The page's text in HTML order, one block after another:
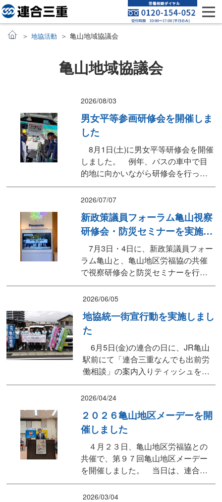
地協活動 亀山地域協議会
亀山地域協議会
2026/08/03
男女平等参画研修会を開催しま
した
8月1日(土)に男女平等研修会を開催
しました。 例年、バスの車中で目
的地に向かいながら研修会を行って
います。今年は「ひな祭りとジェン
ダー平等」をテーマに、幅広い年代
てクイズを交えながら学習しまし
た。 また今回は、おたべの手作り
体験、鉄道博物館での乗車体験など
もあり、猛暑の中でしたが学び...
2026/07/07
新政策議員フォーラム亀山視察
研修会・防災セミナーを実施し
ました
7月3日・4日に、新政策議員フォー
ラム亀山と、亀山地区労福協の共催
で視察研修会と防災セミナーを行い
ました。 1日目は兵庫県三田市の
「パナソニックリサイクル工場」と
場」を視察見学し、2日目は神戸市の
「人と防災未来センター」で阪神淡
路大震災を経験した語り部の方か
ら、防災と神戸市の復興につい...
2026/06/05
地協統一街宣行動を実施しまし
た
6月5日(金)の連合の日に、JR亀山
駅前にて「連合三重なんでも出前労
働相談」の案内入りティッシュを配
布し、開催をアピールしました。
2026/04/24
２０２６亀山地区メーデーを開
催しました
４月２３日、亀山地区労福協との
共催で、第９７回亀山地区メーデー
を開催しました。 当日は、連合三
重番条会長、櫻井亀山市長ほか、来
賓の皆様にご臨席を賜りました。
2026/03/04